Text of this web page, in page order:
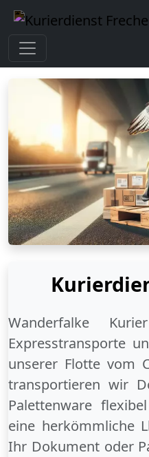
Wanderfalke
Expresstransporte
unserer Flotte vom
transportieren wir
Palettenware
eine herkömmliche
Ihr Dokument oder